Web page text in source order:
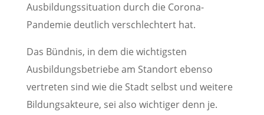
Ausbildungssituation durch die Corona-
Pandemie deutlich verschlechtert hat.
Das Bündnis, in dem die wichtigsten
Ausbildungsbetriebe am Standort ebenso
vertreten sind wie die Stadt selbst und weitere
Bildungsakteure, sei also wichtiger denn je.